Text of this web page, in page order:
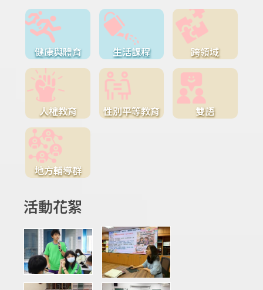
健康與體育 生活課程 跨領域
人權教育 性別平等教育 雙語
地方輔導群
活動花絮